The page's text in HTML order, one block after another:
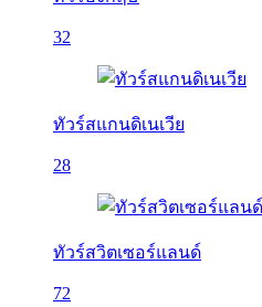
32
ทัวร์สแกนดิเนเวีย
28
ทัวร์สวิตเซอร์แลนด์
72